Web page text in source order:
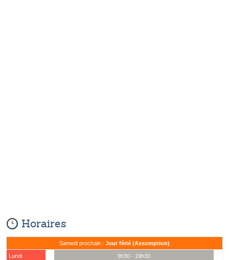
Horaires
Samedi prochain : Jour férié (Assomption)
Lundi
9h30 - 19h30